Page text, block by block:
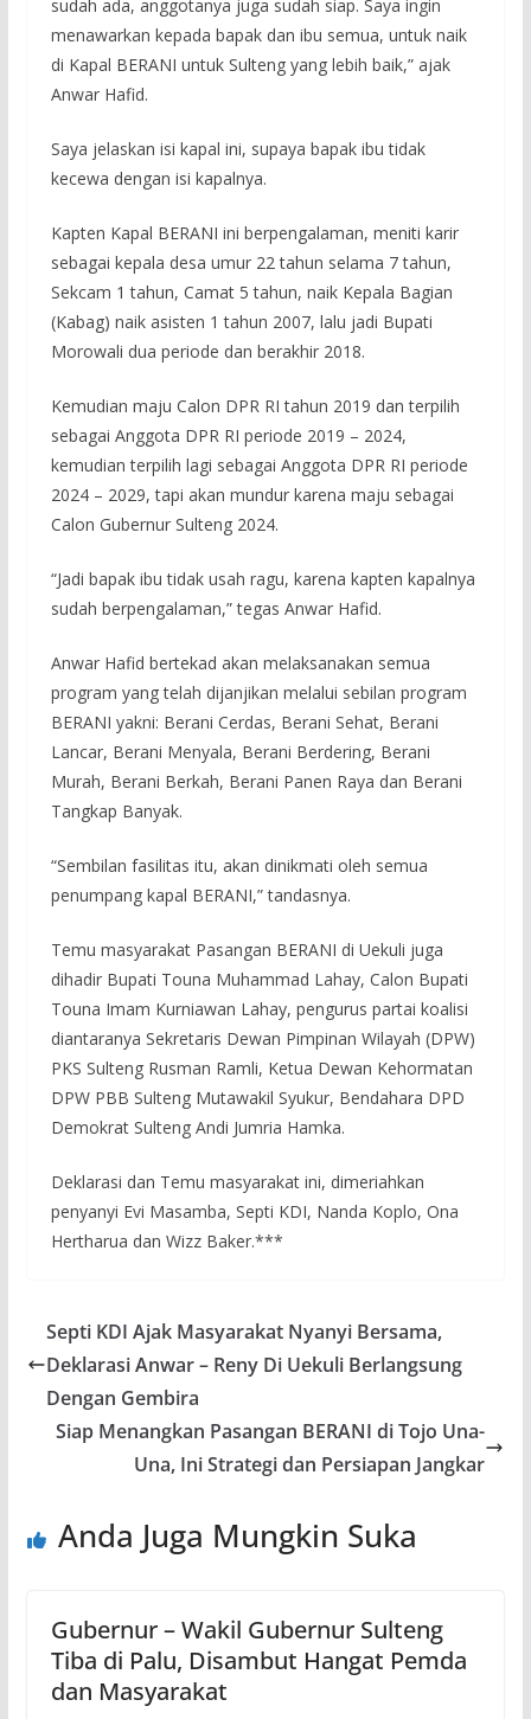
sudah ada, anggotanya juga sudah siap. Saya ingin
menawarkan kepada bapak dan ibu semua, untuk naik
di Kapal BERANI untuk Sulteng yang lebih baik,” ajak
Anwar Hafid.
Saya jelaskan isi kapal ini, supaya bapak ibu tidak
kecewa dengan isi kapalnya.
Kapten Kapal BERANI ini berpengalaman, meniti karir
sebagai kepala desa umur 22 tahun selama 7 tahun,
Sekcam 1 tahun, Camat 5 tahun, naik Kepala Bagian
(Kabag) naik asisten 1 tahun 2007, lalu jadi Bupati
Morowali dua periode dan berakhir 2018.
Kemudian maju Calon DPR RI tahun 2019 dan terpilih
sebagai Anggota DPR RI periode 2019 – 2024,
kemudian terpilih lagi sebagai Anggota DPR RI periode
2024 – 2029, tapi akan mundur karena maju sebagai
Calon Gubernur Sulteng 2024.
“Jadi bapak ibu tidak usah ragu, karena kapten kapalnya
sudah berpengalaman,” tegas Anwar Hafid.
Anwar Hafid bertekad akan melaksanakan semua
program yang telah dijanjikan melalui sebilan program
BERANI yakni: Berani Cerdas, Berani Sehat, Berani
Lancar, Berani Menyala, Berani Berdering, Berani
Murah, Berani Berkah, Berani Panen Raya dan Berani
Tangkap Banyak.
“Sembilan fasilitas itu, akan dinikmati oleh semua
penumpang kapal BERANI,” tandasnya.
Temu masyarakat Pasangan BERANI di Uekuli juga
dihadir Bupati Touna Muhammad Lahay, Calon Bupati
Touna Imam Kurniawan Lahay, pengurus partai koalisi
diantaranya Sekretaris Dewan Pimpinan Wilayah (DPW)
PKS Sulteng Rusman Ramli, Ketua Dewan Kehormatan
DPW PBB Sulteng Mutawakil Syukur, Bendahara DPD
Demokrat Sulteng Andi Jumria Hamka.
Deklarasi dan Temu masyarakat ini, dimeriahkan
penyanyi Evi Masamba, Septi KDI, Nanda Koplo, Ona
Hertharua dan Wizz Baker.***
Septi KDI Ajak Masyarakat Nyanyi Bersama,
Deklarasi Anwar – Reny Di Uekuli Berlangsung
Dengan Gembira
Siap Menangkan Pasangan BERANI di Tojo Una-
Una, Ini Strategi dan Persiapan Jangkar
Anda Juga Mungkin Suka
Gubernur – Wakil Gubernur Sulteng
Tiba di Palu, Disambut Hangat Pemda
dan Masyarakat